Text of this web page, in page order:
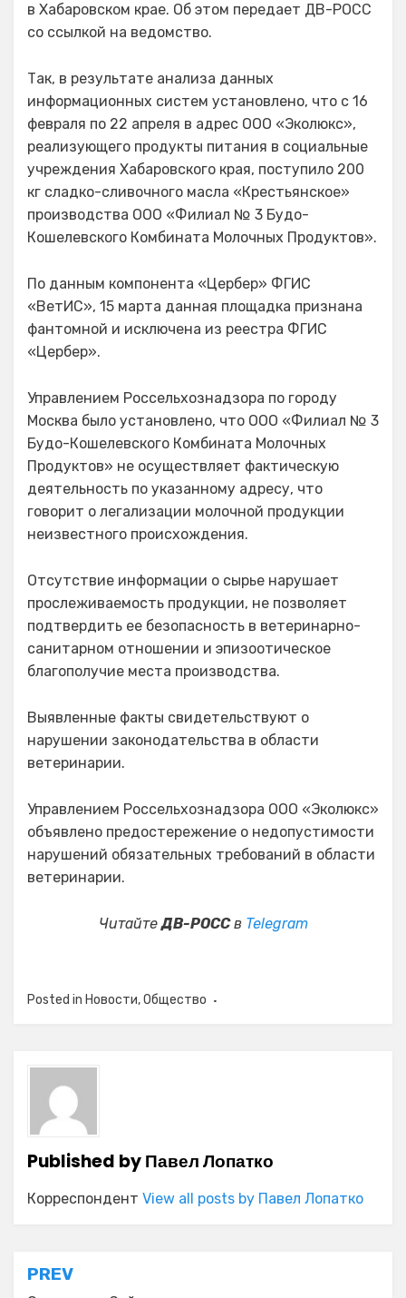
в Хабаровском крае. Об этом передает ДВ-РОСС
со ссылкой на ведомство.
Так, в результате анализа данных
информационных систем установлено, что с 16
февраля по 22 апреля в адрес ООО «Эколюкс»,
реализующего продукты питания в социальные
учреждения Хабаровского края, поступило 200
кг сладко-сливочного масла «Крестьянское»
производства ООО «Филиал № 3 Будо-
Кошелевского Комбината Молочных Продуктов».
По данным компонента «Цербер» ФГИС
«ВетИС», 15 марта данная площадка признана
фантомной и исключена из реестра ФГИС
«Цербер».
Управлением Россельхознадзора по городу
Москва было установлено, что ООО «Филиал № 3
Будо-Кошелевского Комбината Молочных
Продуктов» не осуществляет фактическую
деятельность по указанному адресу, что
говорит о легализации молочной продукции
неизвестного происхождения.
Отсутствие информации о сырье нарушает
прослеживаемость продукции, не позволяет
подтвердить ее безопасность в ветеринарно-
санитарном отношении и эпизоотическое
благополучие места производства.
Выявленные факты свидетельствуют о
нарушении законодательства в области
ветеринарии.
Управлением Россельхознадзора ООО «Эколюкс»
объявлено предостережение о недопустимости
нарушений обязательных требований в области
ветеринарии.
ЧитайтеДВ-РОССв Telegram
Posted in Новости,Общество
Published byПавел Лопатко
Корреспондент View all posts by Павел Лопатко
Навигация
PREV